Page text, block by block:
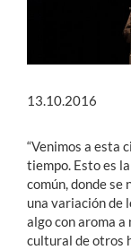
13.10.2016
“Venimos a esta
tiempo. Esto es
común, donde
una variación de
algo con aroma
cultural de otros